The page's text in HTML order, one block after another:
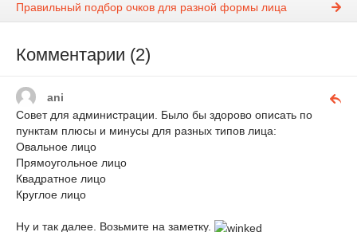
Правильный подбор очков для разной формы лица
Комментарии (2)
ani
Совет для администрации. Было бы здорово описать по
пунктам плюсы и минусы для разных типов лица:
Овальное лицо
Прямоугольное лицо
Квадратное лицо
Круглое лицо
Ну и так далее. Возьмите на заметку.